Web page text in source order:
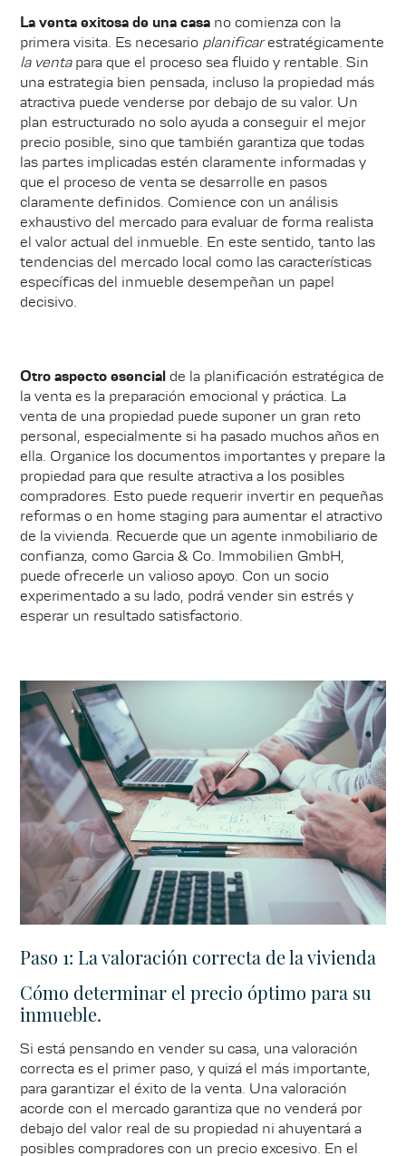
La venta exitosa de una casa no comienza con la
primera visita. Es necesario planificarestratégicamente
la ventapara que el proceso sea fluido y rentable. Sin
una estrategia bien pensada, incluso la propiedad más
atractiva puede venderse por debajo de su valor. Un
plan estructurado no solo ayuda a conseguir el mejor
precio posible, sino que también garantiza que todas
las partes implicadas estén claramente informadas y
que el proceso de venta se desarrolle en pasos
claramente definidos. Comience con un análisis
exhaustivo del mercado para evaluar de forma realista
el valor actual del inmueble. En este sentido, tanto las
tendencias del mercado local como las características
específicas del inmueble desempeñan un papel
decisivo.
Otro aspecto esencial de la planificación estratégica de
la venta es la preparación emocional y práctica. La
venta de una propiedad puede suponer un gran reto
personal, especialmente si ha pasado muchos años en
ella. Organice los documentos importantes y prepare la
propiedad para que resulte atractiva a los posibles
compradores. Esto puede requerir invertir en pequeñas
reformas o en home staging para aumentar el atractivo
de la vivienda. Recuerde que un agente inmobiliario de
confianza, como Garcia & Co. Immobilien GmbH,
puede ofrecerle un valioso apoyo. Con un socio
experimentado a su lado, podrá vender sin estrés y
esperar un resultado satisfactorio.
Paso 1: La valoración correcta de la vivienda
Cómo determinar el precio óptimo para su
inmueble.
Si está pensando en vender su casa, una valoración
correcta es el primer paso, y quizá el más importante,
para garantizar el éxito de la venta. Una valoración
acorde con el mercado garantiza que no venderá por
debajo del valor real de su propiedad ni ahuyentará a
posibles compradores con un precio excesivo. En el